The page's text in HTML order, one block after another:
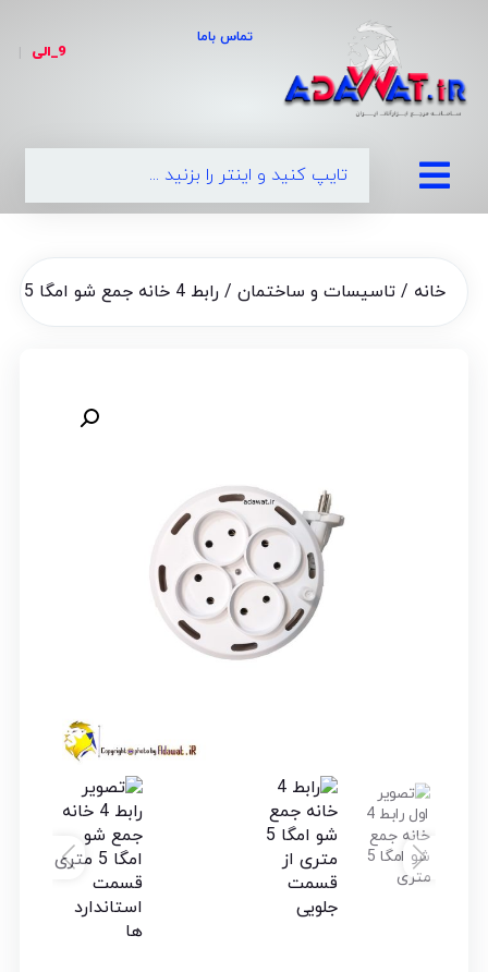
تماس باما
09
|
خانه / تاسیسات و ساختمان/ رابط 4 خانه جمع شو امگا 5 متری